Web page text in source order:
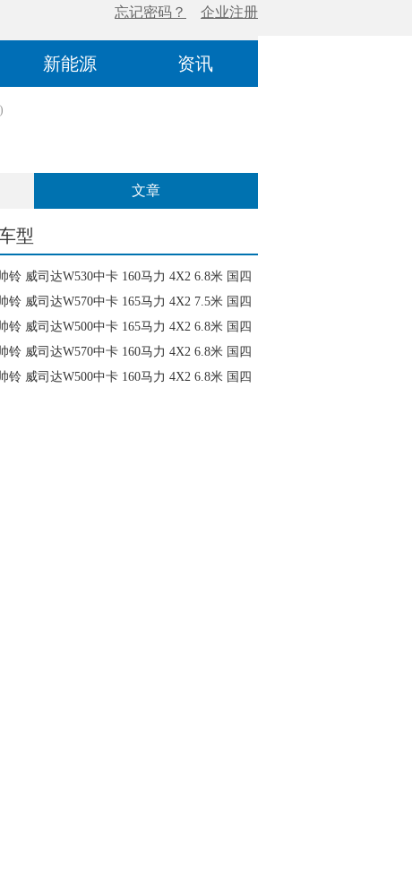
新能源 资讯
文章
型
铃 威司达W530中卡 160马力 4X2 6.8米 国四
车(HFC5142XXYP70K1E1)
铃 威司达W570中卡 165马力 4X2 7.5米 国四
车(HFC5141XXYP70K1E2)
铃 威司达W500中卡 165马力 4X2 6.8米 国四
车(HFC5162XXYP70K1E1)
铃 威司达W570中卡 160马力 4X2 6.8米 国四
车(HFC1162P70K1E1)
铃 威司达W500中卡 160马力 4X2 6.8米 国四